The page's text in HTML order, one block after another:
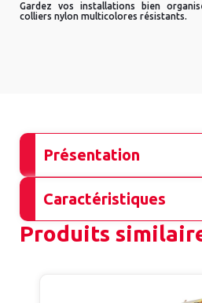
Gardez vos installations bien
colliers nylon multicolores résistants.
Présentation
Caractéristiques
Produits